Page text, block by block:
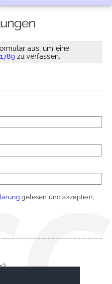
aus, um eine
1789zu verfassen.
gelesen und akzeptiert.